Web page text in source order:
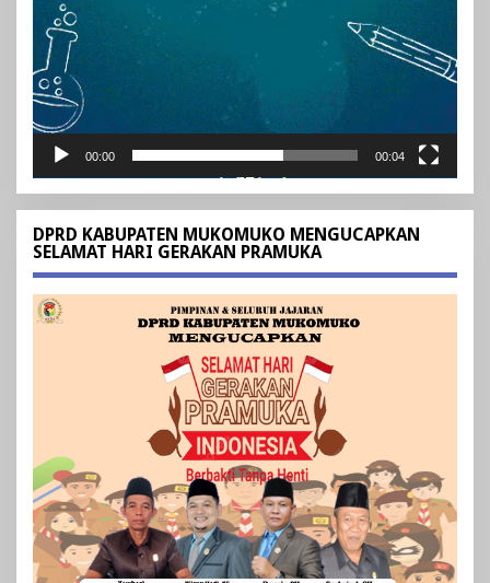
00:00 00:04
DPRD KABUPATEN MUKOMUKO MENGUCAPKAN
SELAMAT HARI GERAKAN PRAMUKA